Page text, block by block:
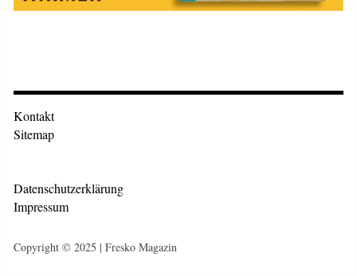
Kontakt
Sitemap
Datenschutzerklärung
Impressum
Copyright © 2025 | Fresko Magazin